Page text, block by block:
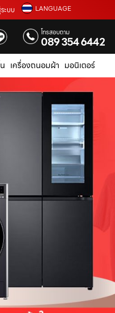
ะบบ LANGUAGE
โทรสอบถาม
089 354 6442
เครื่องถนอมผ้า มอนิเตอร์